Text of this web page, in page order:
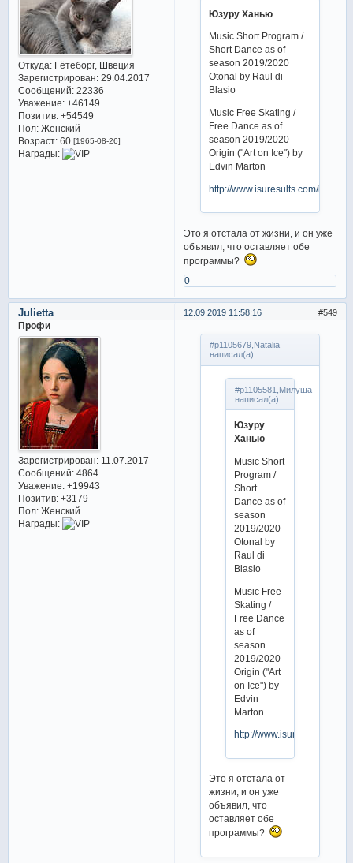
Откуда:Гётеборг, Швеция
Зарегистрирован: 29.04.2017
Сообщений:22336
Уважение: +46149
Позитив: +54549
Пол:Женский
Возраст:60 [1965-08-26]
Награды:
Юзуру Ханью
Music Short Program /
Short Dance as of
season 2019/2020
Otonal by Raul di
Blasio
Music Free Skating /
Free Dance as of
season 2019/2020
Origin ("Art on Ice") by
Edvin Marton
http://www.isuresults.com/bios/
Это я отстала от жизни, и он уже
объявил, что оставляет обе
программы?
0
549
12.09.2019 11:58:16
Julietta
Профи
Зарегистрирован: 11.07.2017
Сообщений:4864
Уважение: +19943
Позитив: +3179
Пол:Женский
Награды:
#p1105679,Natalia
написал(а):
#p1105581,Милуша
написал(а):
Юзуру
Ханью
Music Short
Program /
Short
Dance as of
season
2019/2020
Otonal by
Raul di
Blasio
Music Free
Skating /
Free Dance
as of
season
2019/2020
Origin ("Art
on Ice") by
Edvin
Marton
http://www.isuresults.com/
Это я отстала от
жизни, и он уже
объявил, что
оставляет обе
программы?